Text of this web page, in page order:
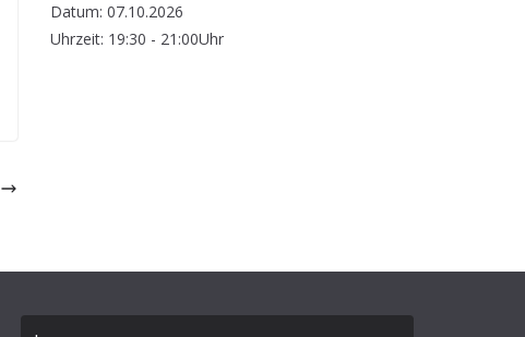
Datum: 07.10.2026
Uhrzeit: 19:30 - 21:00Uhr